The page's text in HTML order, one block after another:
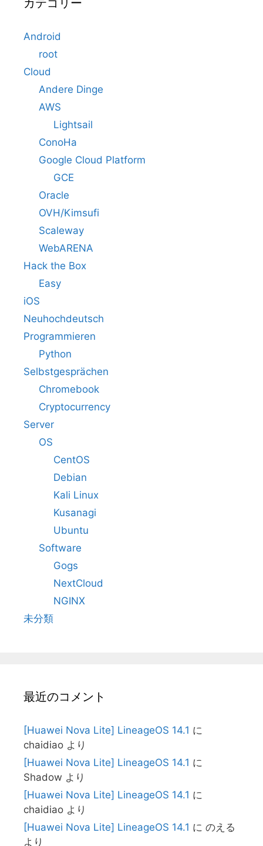
カテゴリー
Android
root
Cloud
Andere Dinge
AWS
Lightsail
ConoHa
Google Cloud Platform
GCE
Oracle
OVH/Kimsufi
Scaleway
WebARENA
Hack the Box
Easy
iOS
Neuhochdeutsch
Programmieren
Python
Selbstgesprächen
Chromebook
Cryptocurrency
Server
OS
CentOS
Debian
Kali Linux
Kusanagi
Ubuntu
Software
Gogs
NextCloud
NGINX
未分類
最近のコメント
[Huawei Nova Lite] LineageOS 14.1 に
chaidiao より
[Huawei Nova Lite] LineageOS 14.1 に
Shadow より
[Huawei Nova Lite] LineageOS 14.1 に
chaidiao より
[Huawei Nova Lite] LineageOS 14.1 に のえる
より